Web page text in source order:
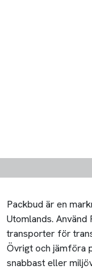
Packbud är en
Utomlands.
transporter för
Övrigt och jämföra
snabbast eller